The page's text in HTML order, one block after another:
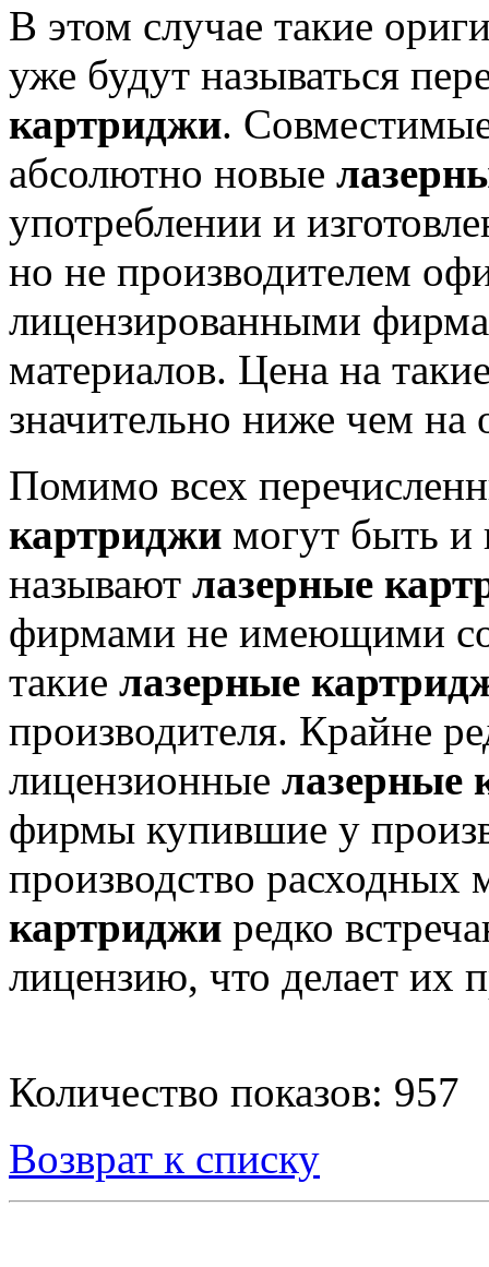
В этом случае такие
уже будут называться
картриджи.
абсолютно новые
употреблении и
но не производителем
лицензированными
материалов. Цена на
значительно ниже чем на
Помимо всех
картриджи могут быть
называют лазерные
фирмами не имеющими
такие лазерные
производителя. Крайне
лицензионные лазерные
фирмы купившие у
производство расходных
картриджи редко
лицензию, что делает их
Количество показов: 957
Возврат к списку